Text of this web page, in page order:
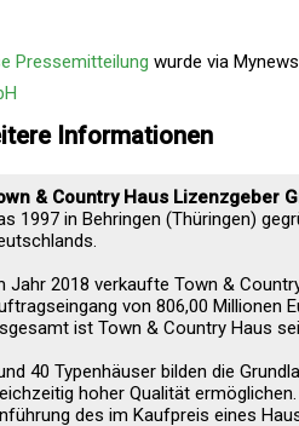
Pressemitteilung wurde via
Informationen
& Country Haus Lizenzgeber
1997 in Behringen (Thüringen)
Jahr 2018 verkaufte Town &
von 806,00 Millionen
ist Town & Country Haus
40 Typenhäuser bilden die
hoher Qualität
des im Kaufpreis eines